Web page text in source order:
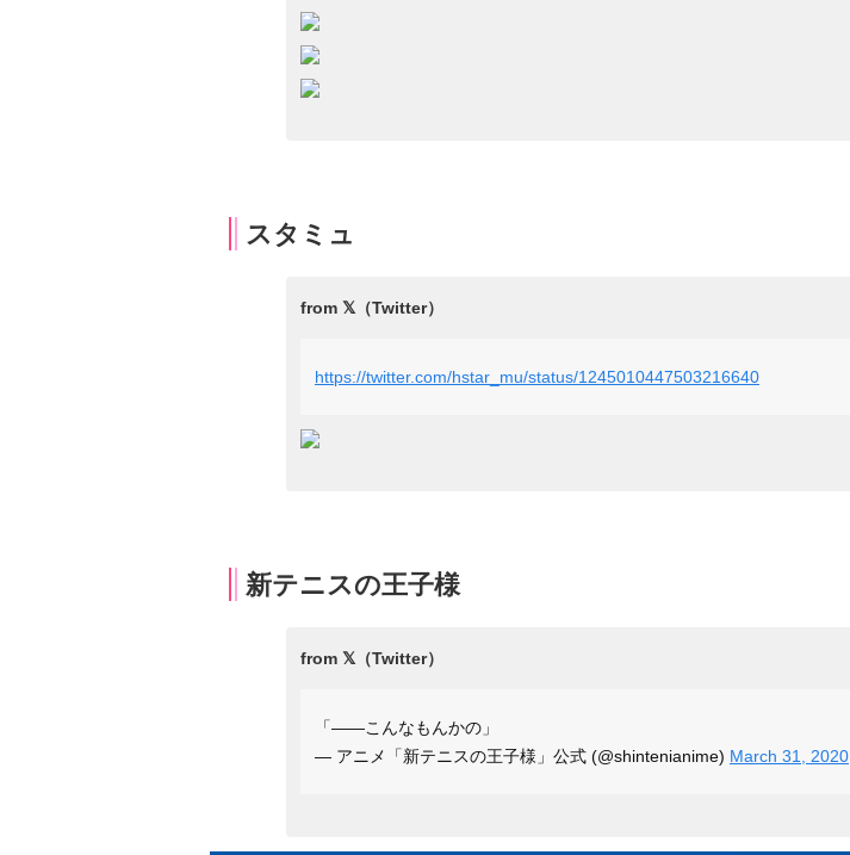
スタミュ
https://twitter.com/hstar_mu/status/1245010447503216640
新テニスの王子様
「——こんなもんかの」
— アニメ「新テニスの王子様」公式 (@shintenianime) March 31, 2020